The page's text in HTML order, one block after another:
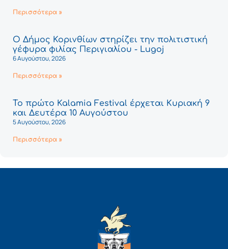
Περισσότερα »
Ο Δήμος Κορινθίων στηρίζει την πολιτιστική
γέφυρα φιλίας Περιγιαλίου - Lugoj
6 Αυγούστου, 2026
Περισσότερα »
Το πρώτο Kalamia Festival έρχεται Κυριακή 9
και Δευτέρα 10 Αυγούστου
5 Αυγούστου, 2026
Περισσότερα »